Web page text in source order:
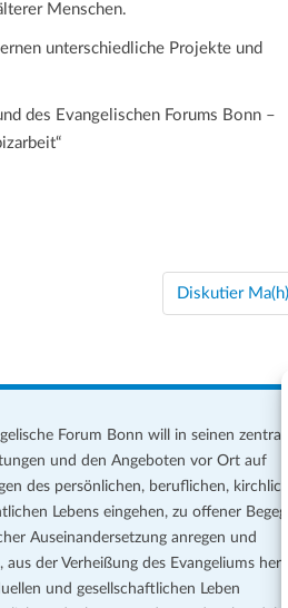
Menschen.
unterschiedliche Projekte und
des Evangelischen Forums Bonn –
Diskutier
Forum Bonn will in seinen
und den Angeboten vor Ort auf
des persönlichen, beruflichen,
Lebens eingehen, zu offener
Auseinandersetzung anregen und
aus der Verheißung des Evangeliums
und gesellschaftlichen Leben